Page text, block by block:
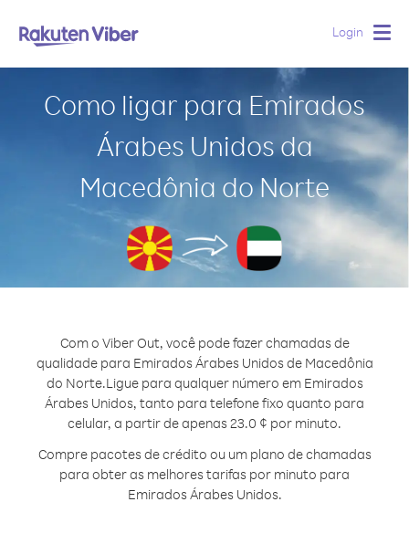
Login
Como ligar para Emirados
Árabes Unidos da
Macedônia do Norte
Com o Viber Out, você pode fazer chamadas de
qualidade para Emirados Árabes Unidos de Macedônia
do Norte.Ligue para qualquer número em Emirados
Árabes Unidos, tanto para telefone fixo quanto para
celular, a partir de apenas 23.0 ¢ por minuto.
Compre pacotes de crédito ou um plano de chamadas
para obter as melhores tarifas por minuto para
Emirados Árabes Unidos.